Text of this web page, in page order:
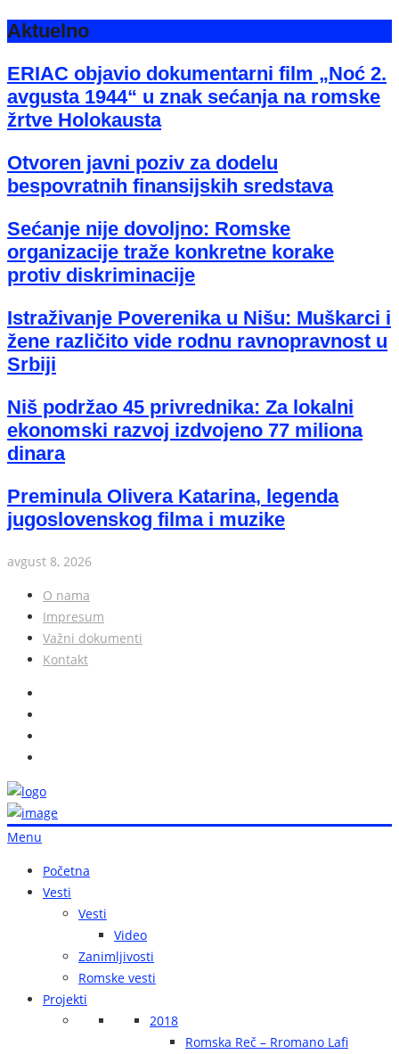
Aktuelno
ERIAC objavio dokumentarni film „Noć 2.
avgusta 1944“ u znak sećanja na romske
žrtve Holokausta
Otvoren javni poziv za dodelu
bespovratnih finansijskih sredstava
Sećanje nije dovoljno: Romske
organizacije traže konkretne korake
protiv diskriminacije
Istraživanje Poverenika u Nišu: Muškarci i
žene različito vide rodnu ravnopravnost u
Srbiji
Niš podržao 45 privrednika: Za lokalni
ekonomski razvoj izdvojeno 77 miliona
dinara
Preminula Olivera Katarina, legenda
jugoslovenskog filma i muzike
avgust 8, 2026
O nama
Impresum
Važni dokumenti
Kontakt
Menu
Početna
Vesti
Vesti
Video
Zanimljivosti
Romske vesti
Projekti
2018
Romska Reč – Rromano Lafi